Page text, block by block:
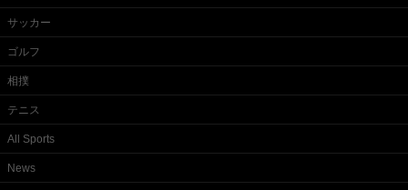
サッカー
ゴルフ
相撲
テニス
All Sports
News